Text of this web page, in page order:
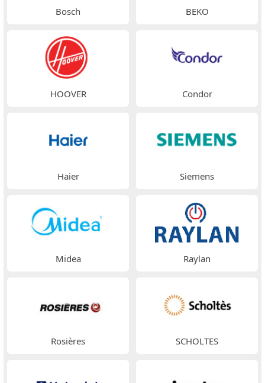
Bosch BEKO
HOOVER Condor
Haier Siemens
Midea Raylan
Rosières SCHOLTES